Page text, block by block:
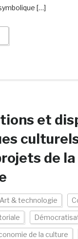
[…]
et
de la
Art & technologie
de la culture